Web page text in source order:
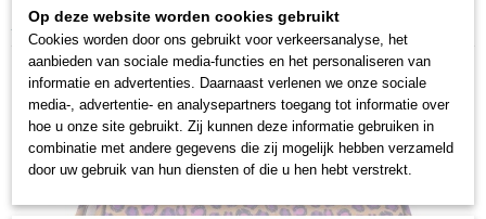
Home>Paard>Zadeldekjes> Harry's Horse zadeldek Loulou Logan
Op deze website worden cookies gebruikt
Cookies worden door ons gebruikt voor verkeersanalyse, het
aanbieden van sociale media-functies en het personaliseren van
informatie en advertenties. Daarnaast verlenen we onze sociale
media-, advertentie- en analysepartners toegang tot informatie over
hoe u onze site gebruikt. Zij kunnen deze informatie gebruiken in
combinatie met andere gegevens die zij mogelijk hebben verzameld
door uw gebruik van hun diensten of die u hen hebt verstrekt.